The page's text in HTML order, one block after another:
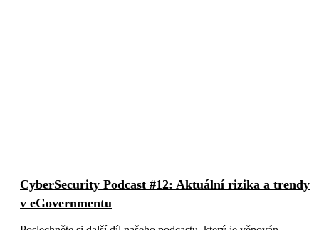
CyberSecurity Podcast #12: Aktuální rizika a trendy
v eGovernmentu